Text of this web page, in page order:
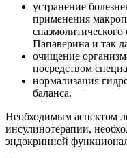
устранение
применения
Папаверина и так
очищение
посредством
нормализация
баланса.
Необходимым аспектом
инсулинотерапии,
эндокринной